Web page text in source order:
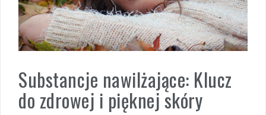
Substancje nawilżające: Klucz
do zdrowej i pięknej skóry